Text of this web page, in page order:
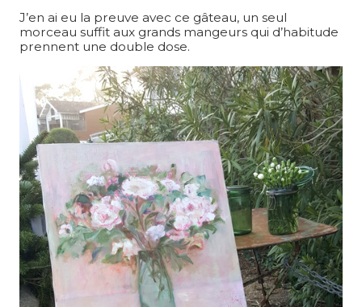
J’en ai eu la preuve avec ce gâteau, un seul
morceau suffit aux grands mangeurs qui d’habitude
prennent une double dose.